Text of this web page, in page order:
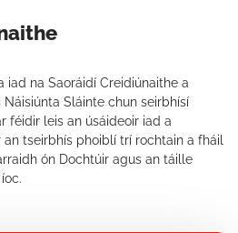
iad na Saoráidí Creidiúnaithe a
Sláinte chun seirbhísí
féidir leis an úsáideoir iad a
tseirbhís phoiblí trí rochtain a fháil
ón Dochtúir agus an táille